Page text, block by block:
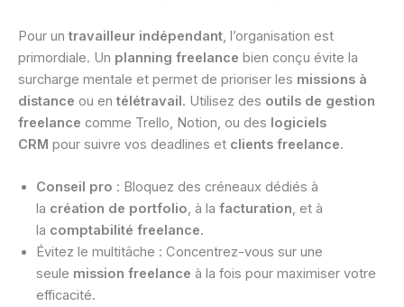
Pour un travailleur indépendant, l’organisation est
primordiale. Un planning freelance bien conçu évite la
surcharge mentale et permet de prioriser les missions à
distance ou en télétravail. Utilisez des outils de gestion
freelance comme Trello, Notion, ou des logiciels
CRM pour suivre vos deadlines et clients freelance.
Conseil pro : Bloquez des créneaux dédiés à
la création de portfolio, à la facturation, et à
la comptabilité freelance.
Évitez le multitâche : Concentrez-vous sur une
seule mission freelance à la fois pour maximiser votre
efficacité.